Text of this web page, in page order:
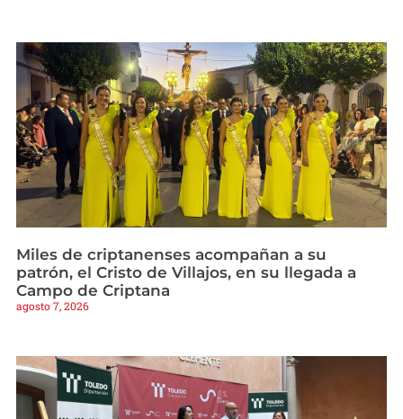
Miles de criptanenses acompañan a su
patrón, el Cristo de Villajos, en su llegada a
Campo de Criptana
agosto 7, 2026